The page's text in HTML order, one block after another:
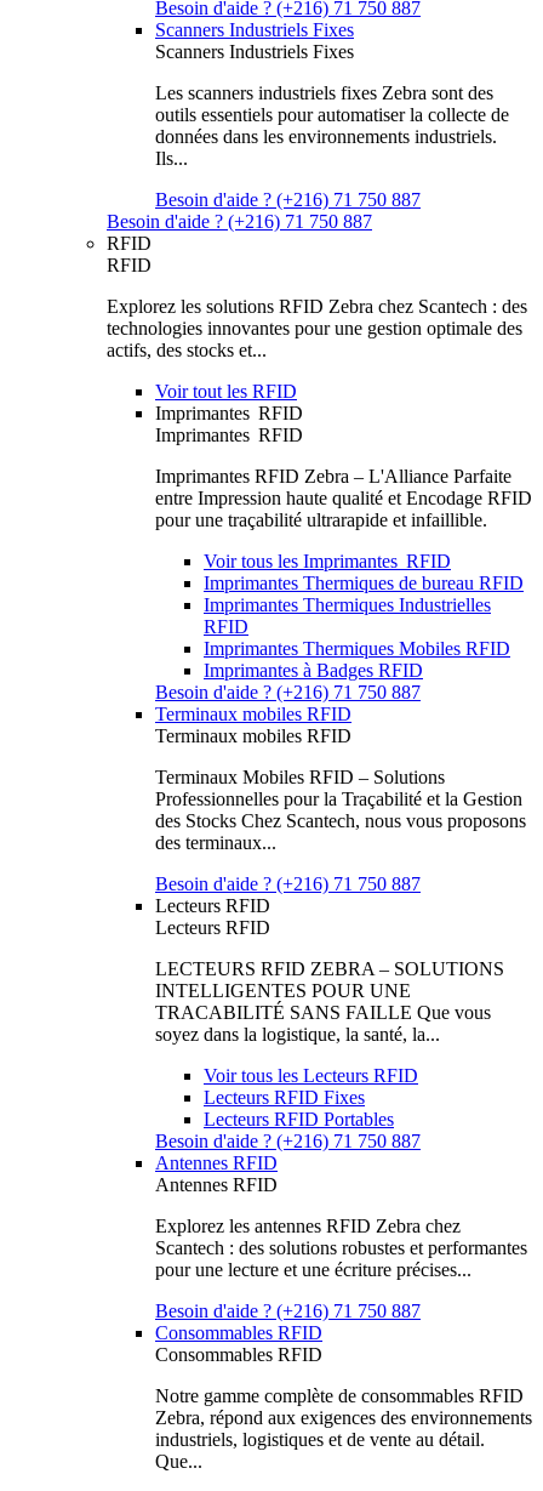
Besoin d'aide ? (+216) 71 750 887
Scanners Industriels Fixes
Scanners Industriels Fixes
Les scanners industriels fixes Zebra sont des
outils essentiels pour automatiser la collecte de
données dans les environnements industriels.
Ils...
Besoin d'aide ? (+216) 71 750 887
Besoin d'aide ? (+216) 71 750 887
RFID
RFID
Explorez les solutions RFID Zebra chez Scantech : des
technologies innovantes pour une gestion optimale des
actifs, des stocks et...
Voir tout les RFID
Imprimantes RFID
Imprimantes RFID
Imprimantes RFID Zebra – L'Alliance Parfaite
entre Impression haute qualité et Encodage RFID
pour une traçabilité ultrarapide et infaillible.
Voir tous les Imprimantes RFID
Imprimantes Thermiques de bureau RFID
Imprimantes Thermiques Industrielles
RFID
Imprimantes Thermiques Mobiles RFID
Imprimantes à Badges RFID
Besoin d'aide ? (+216) 71 750 887
Terminaux mobiles RFID
Terminaux mobiles RFID
Terminaux Mobiles RFID – Solutions
Professionnelles pour la Traçabilité et la Gestion
des Stocks Chez Scantech, nous vous proposons
des terminaux...
Besoin d'aide ? (+216) 71 750 887
Lecteurs RFID
Lecteurs RFID
LECTEURS RFID ZEBRA – SOLUTIONS
INTELLIGENTES POUR UNE
TRACABILITÉ SANS FAILLE Que vous
soyez dans la logistique, la santé, la...
Voir tous les Lecteurs RFID
Lecteurs RFID Fixes
Lecteurs RFID Portables
Besoin d'aide ? (+216) 71 750 887
Antennes RFID
Antennes RFID
Explorez les antennes RFID Zebra chez
Scantech : des solutions robustes et performantes
pour une lecture et une écriture précises...
Besoin d'aide ? (+216) 71 750 887
Consommables RFID
Consommables RFID
Notre gamme complète de consommables RFID
Zebra, répond aux exigences des environnements
industriels, logistiques et de vente au détail.
Que...